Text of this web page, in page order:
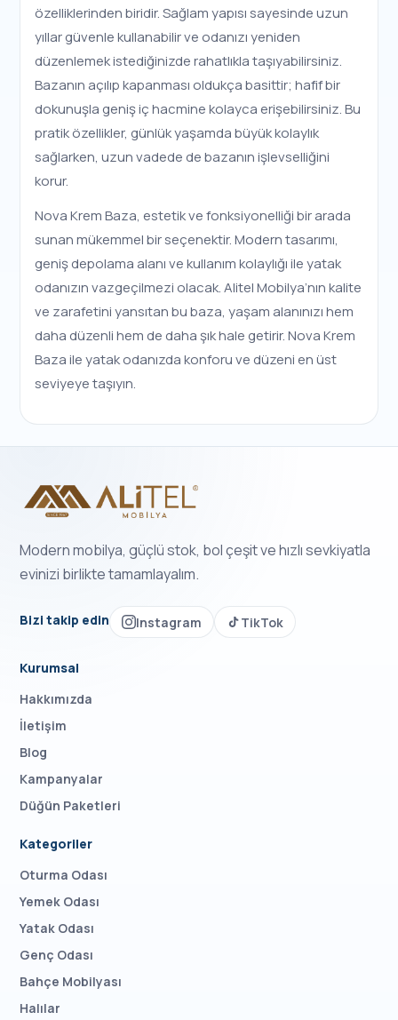
özelliklerinden biridir. Sağlam yapısı sayesinde uzun
yıllar güvenle kullanabilir ve odanızı yeniden
düzenlemek istediğinizde rahatlıkla taşıyabilirsiniz.
Bazanın açılıp kapanması oldukça basittir; hafif bir
dokunuşla geniş iç hacmine kolayca erişebilirsiniz. Bu
pratik özellikler, günlük yaşamda büyük kolaylık
sağlarken, uzun vadede de bazanın işlevselliğini
korur.
Nova Krem Baza, estetik ve fonksiyonelliği bir arada
sunan mükemmel bir seçenektir. Modern tasarımı,
geniş depolama alanı ve kullanım kolaylığı ile yatak
odanızın vazgeçilmezi olacak. Alitel Mobilya’nın kalite
ve zarafetini yansıtan bu baza, yaşam alanınızı hem
daha düzenli hem de daha şık hale getirir. Nova Krem
Baza ile yatak odanızda konforu ve düzeni en üst
seviyeye taşıyın.
Modern mobilya, güçlü stok, bol çeşit ve hızlı sevkiyatla
evinizi birlikte tamamlayalım.
Bizi takip edin Instagram TikTok
Kurumsal
Hakkımızda
İletişim
Blog
Kampanyalar
Düğün Paketleri
Kategoriler
Oturma Odası
Yemek Odası
Yatak Odası
Genç Odası
Bahçe Mobilyası
Halılar